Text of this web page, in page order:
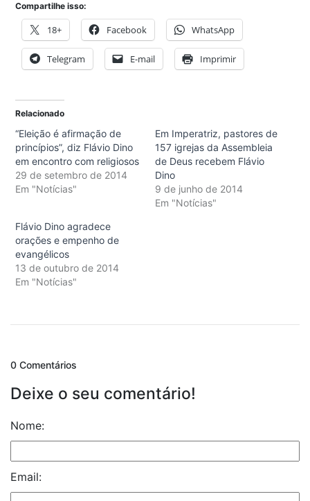
Compartilhe isso:
18+ Facebook WhatsApp
Telegram E-mail Imprimir
Relacionado
“Eleição é afirmação de
princípios”, diz Flávio Dino
em encontro com religiosos
29 de setembro de 2014
Em "Notícias"
Em Imperatriz, pastores de
157 igrejas da Assembleia
de Deus recebem Flávio
Dino
9 de junho de 2014
Em "Notícias"
Flávio Dino agradece
orações e empenho de
evangélicos
13 de outubro de 2014
Em "Notícias"
0 Comentários
Deixe o seu comentário!
Nome:
Email: